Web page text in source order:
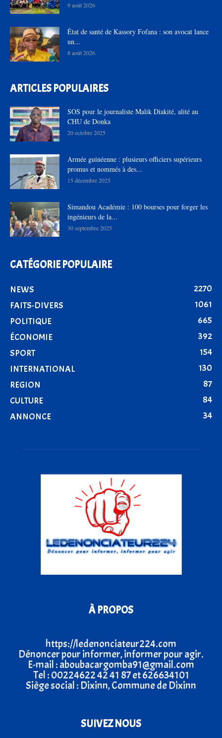
9 août 2026
État de santé de Kassory Fofana : son avocat lance
un...
8 août 2026
ARTICLES POPULAIRES
SOS pour le journaliste Malik Diakité, alité au
CHU de Donka
20 octobre 2025
Armée guinéenne : plusieurs officiers supérieurs
promus et nommés à des...
15 décembre 2025
Simandou Académie : 100 bourses pour forger les
ingénieurs de la...
30 septembre 2025
CATÉGORIE POPULAIRE
NEWS
2270
FAITS-DIVERS
1061
POLITIQUE
665
ÉCONOMIE
392
SPORT
154
INTERNATIONAL
130
REGION
87
CULTURE
84
ANNONCE
34
À PROPOS
https://ledenonciateur224.com
Dénoncer pour informer, informer pour agir.
E-mail : aboubacargomba91@gmail.com
Tel : 00224622 42 41 87 et 626634101
Siège social : Dixinn, Commune de Dixinn
SUIVEZ NOUS